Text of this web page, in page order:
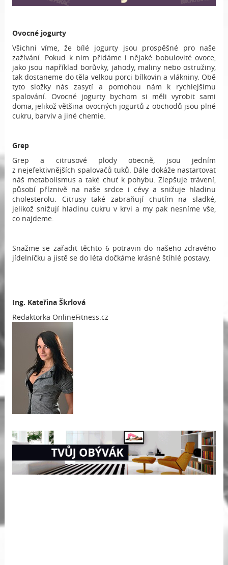
Ovocné jogurty
Všichni víme, že bílé jogurty jsou prospěšné pro naše
zažívání. Pokud k nim přidáme i nějaké bobulovité ovoce,
jako jsou například borůvky, jahody, maliny nebo ostružiny,
tak dostaneme do těla velkou porci bílkovin a vlákniny. Obě
tyto složky nás zasytí a pomohou nám k rychlejšímu
spalování. Ovocné jogurty bychom si měli vyrobit sami
doma, jelikož většina ovocných jogurtů z obchodů jsou plné
cukru, barviv a jiné chemie.
Grep
Grep a citrusové plody obecně, jsou jedním
z nejefektivnějších spalovačů tuků. Dále dokáže nastartovat
náš metabolismus a také chuť k pohybu. Zlepšuje trávení,
působí příznivě na naše srdce i cévy a snižuje hladinu
cholesterolu. Citrusy také zabraňují chutím na sladké,
jelikož snižují hladinu cukru v krvi a my pak nesníme vše,
co najdeme.
Snažme se zařadit těchto 6 potravin do našeho zdravého
jídelníčku a jistě se do léta dočkáme krásné štíhlé postavy.
Ing. Kateřina Škrlová
Redaktorka OnlineFitness.cz